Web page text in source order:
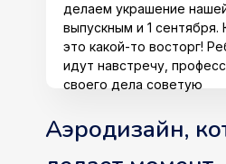
делаем украшение
выпускным и 1 сентября.
это какой-то восторг!
идут навстречу,
своего дела советую
Аэродизайн,